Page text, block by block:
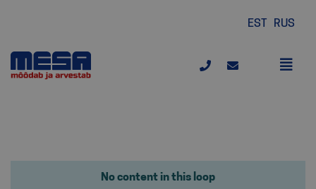
EST RUS
No content in this loop